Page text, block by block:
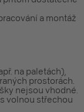
a montáž
na paletách),
prostorách.
nejsou vhodné.
volnou střechou